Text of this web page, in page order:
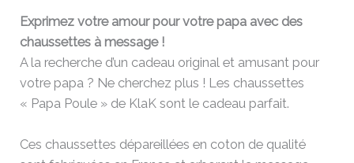
Exprimez votre amour pour votre papa avec des
chaussettes à message !
A la recherche d’un cadeau original et amusant pour
votre papa ? Ne cherchez plus ! Les chaussettes
« Papa Poule » de KlaK sont le cadeau parfait.
Ces chaussettes dépareillées en coton de qualité